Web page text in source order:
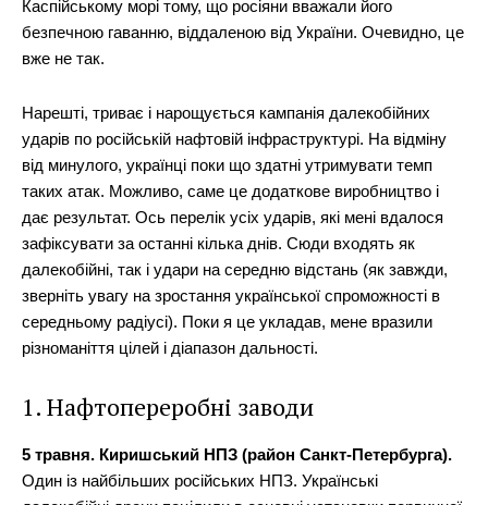
Каспійському морі тому, що росіяни вважали його
безпечною гаванню, віддаленою від України. Очевидно, це
вже не так.
Нарешті, триває і нарощується кампанія далекобійних
ударів по російській нафтовій інфраструктурі. На відміну
від минулого, українці поки що здатні утримувати темп
таких атак. Можливо, саме це додаткове виробництво і
дає результат. Ось перелік усіх ударів, які мені вдалося
зафіксувати за останні кілька днів. Сюди входять як
далекобійні, так і удари на середню відстань (як завжди,
зверніть увагу на зростання української спроможності в
середньому радіусі). Поки я це укладав, мене вразили
різноманіття цілей і діапазон дальності.
1. Нафтопереробні заводи
5 травня. Киришський НПЗ (район Санкт-Петербурга).
Один із найбільших російських НПЗ. Українські